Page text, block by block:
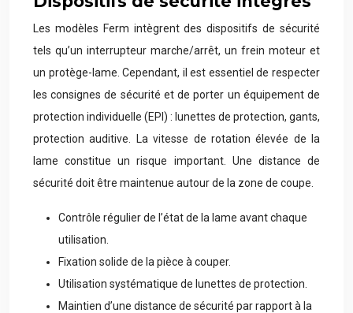
Les modèles Ferm intègrent des dispositifs de sécurité
tels qu’un interrupteur marche/arrêt, un frein moteur et
un protège-lame. Cependant, il est essentiel de respecter
les consignes de sécurité et de porter un équipement de
protection individuelle (EPI) : lunettes de protection, gants,
protection auditive. La vitesse de rotation élevée de la
lame constitue un risque important. Une distance de
sécurité doit être maintenue autour de la zone de coupe.
Contrôle régulier de l’état de la lame avant chaque
utilisation.
Fixation solide de la pièce à couper.
Utilisation systématique de lunettes de protection.
Maintien d’une distance de sécurité par rapport à la